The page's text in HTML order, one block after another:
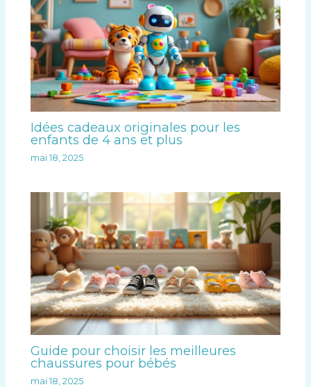
Idées cadeaux originales pour les
enfants de 4 ans et plus
mai 18, 2025
Guide pour choisir les meilleures
chaussures pour bébés
mai 18, 2025